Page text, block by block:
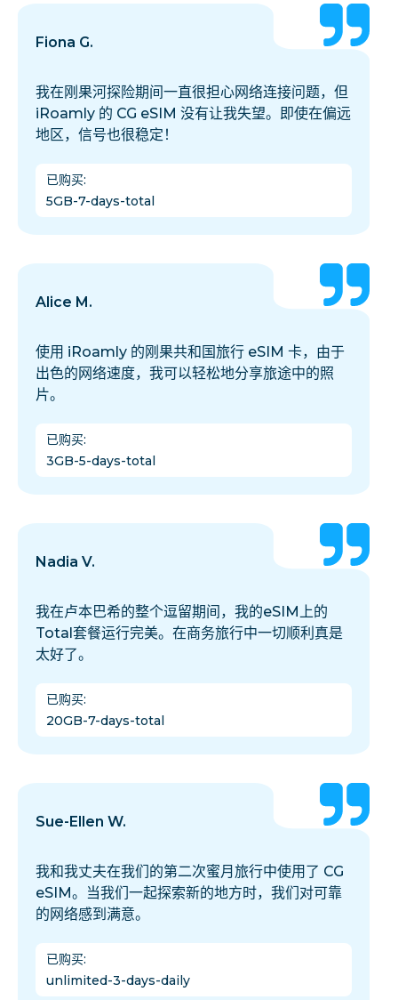
Fiona G.
我在刚果河探险期间一直很担心网络连接问题，但
iRoamly 的 CG eSIM 没有让我失望。即使在偏远
地区，信号也很稳定！
已购买:
5GB-7-days-total
Alice M.
使用 iRoamly 的刚果共和国旅行 eSIM 卡，由于
出色的网络速度，我可以轻松地分享旅途中的照
片。
已购买:
3GB-5-days-total
Nadia V.
我在卢本巴希的整个逗留期间，我的eSIM上的
Total套餐运行完美。在商务旅行中一切顺利真是
太好了。
已购买:
20GB-7-days-total
Sue-Ellen W.
我和我丈夫在我们的第二次蜜月旅行中使用了 CG
eSIM。当我们一起探索新的地方时，我们对可靠
的网络感到满意。
已购买:
unlimited-3-days-daily